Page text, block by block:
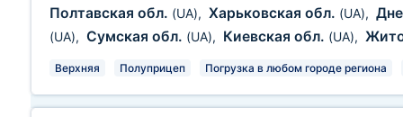
Полтавская обл. (UA), Харьковская обл. (UA),
(UA), Сумская обл. (UA), Киевская обл. (UA),
Верхняя Полуприцеп Погрузка в любом городе региона